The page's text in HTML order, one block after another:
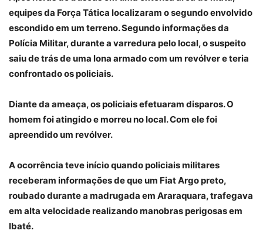
equipes da Força Tática localizaram o segundo envolvido
escondido em um terreno. Segundo informações da
Polícia Militar, durante a varredura pelo local, o suspeito
saiu de trás de uma lona armado com um revólver e teria
confrontado os policiais.
Diante da ameaça, os policiais efetuaram disparos. O
homem foi atingido e morreu no local. Com ele foi
apreendido um revólver.
A ocorrência teve início quando policiais militares
receberam informações de que um Fiat Argo preto,
roubado durante a madrugada em Araraquara, trafegava
em alta velocidade realizando manobras perigosas em
Ibaté.